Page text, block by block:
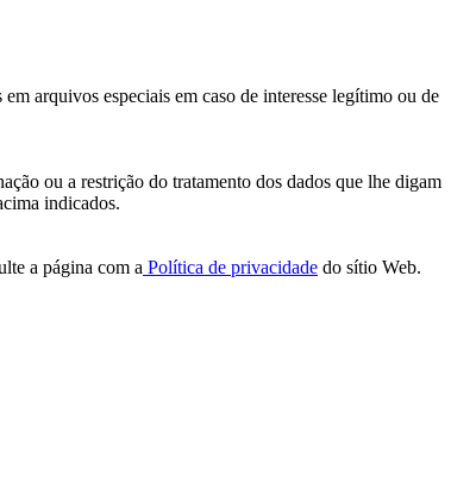
arquivos especiais em caso de interesse legítimo ou de
ou a restrição do tratamento dos dados que lhe digam
indicados.
a página com a Política de privacidade do sítio Web.